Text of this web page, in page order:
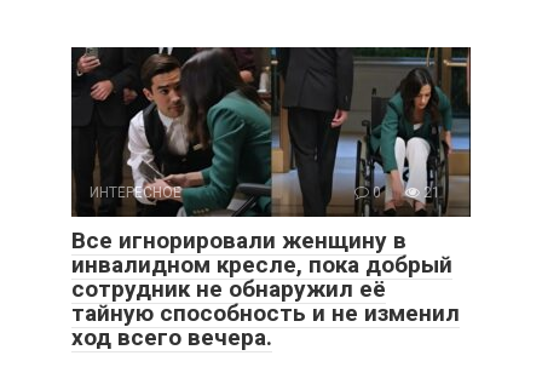
ИНТЕРЕСНОЕ 0 21
Все игнорировали женщину в
инвалидном кресле, пока добрый
сотрудник не обнаружил её
тайную способность и не изменил
ход всего вечера.